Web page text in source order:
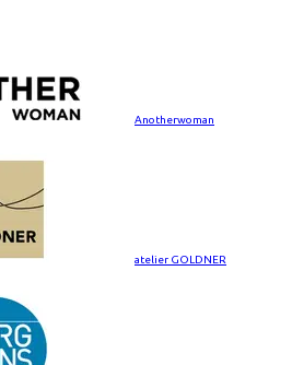
Anotherwoman
atelier GOLDNER